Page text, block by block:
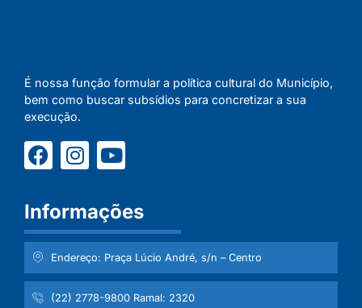
É nossa função formular a política cultural do Município,
bem como buscar subsídios para concretizar a sua
execução.
Informações
Endereço: Praça Lúcio André, s/n – Centro
(22) 2778-9800 Ramal: 2320